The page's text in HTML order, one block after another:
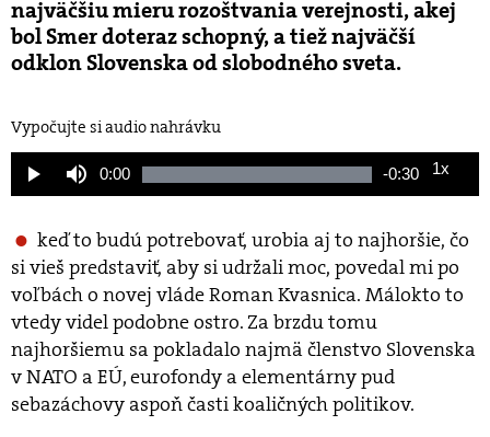
najväčšiu mieru rozoštvania verejnosti, akej
bol Smer doteraz schopný, a tiež najväčší
odklon Slovenska od slobodného sveta.
Vypočujte si audio nahrávku
Play MuteCurrent
0:00
100.00%
Remaining
-0:30 1x
keď to budú potrebovať, urobia aj to najhoršie, čo
si vieš predstaviť, aby si udržali moc, povedal mi po
voľbách o novej vláde Roman Kvasnica. Málokto to
vtedy videl podobne ostro. Za brzdu tomu
najhoršiemu sa pokladalo najmä členstvo Slovenska
v NATO a EÚ, eurofondy a elementárny pud
sebazáchovy aspoň časti koaličných politikov.